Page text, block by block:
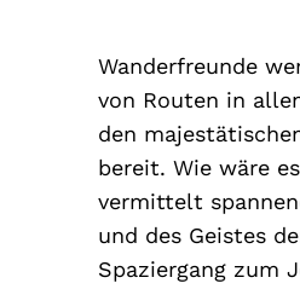
Wanderfreunde
von Routen in
den
bereit. Wie wäre
vermittelt
und des Geistes
Spaziergang zum